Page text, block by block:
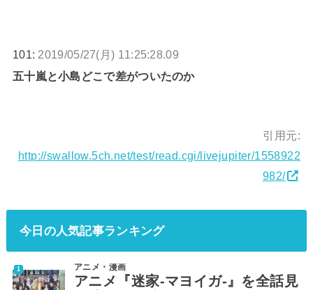
101: 2019/05/27(月) 11:25:28.09
五十嵐と小島どこで差がついたのか
引用元:
http://swallow.5ch.net/test/read.cgi/livejupiter/1558922
982/
今日の人気記事ランキング
アニメ・漫画
アニメ『迷家-マヨイガ-』を全話見